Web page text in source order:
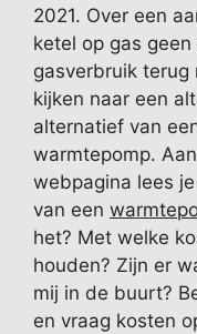
2021. Over een
ketel op gas
gasverbruik terug
kijken naar een
alternatief van
warmtepomp.
webpagina lees
van een
het? Met welke
houden? Zijn er
mij in de buurt?
en vraag kosten